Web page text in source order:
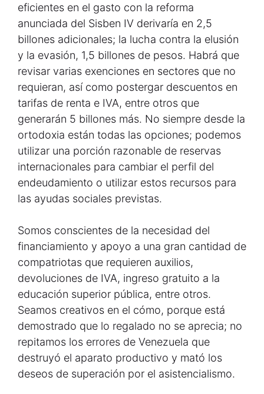
eficientes en el gasto con la reforma
anunciada del Sisben IV derivaría en 2,5
billones adicionales; la lucha contra la elusión
y la evasión, 1,5 billones de pesos. Habrá que
revisar varias exenciones en sectores que no
requieran, así como postergar descuentos en
tarifas de renta e IVA, entre otros que
generarán 5 billones más. No siempre desde la
ortodoxia están todas las opciones; podemos
utilizar una porción razonable de reservas
internacionales para cambiar el perfil del
endeudamiento o utilizar estos recursos para
las ayudas sociales previstas.
Somos conscientes de la necesidad del
financiamiento y apoyo a una gran cantidad de
compatriotas que requieren auxilios,
devoluciones de IVA, ingreso gratuito a la
educación superior pública, entre otros.
Seamos creativos en el cómo, porque está
demostrado que lo regalado no se aprecia; no
repitamos los errores de Venezuela que
destruyó el aparato productivo y mató los
deseos de superación por el asistencialismo.